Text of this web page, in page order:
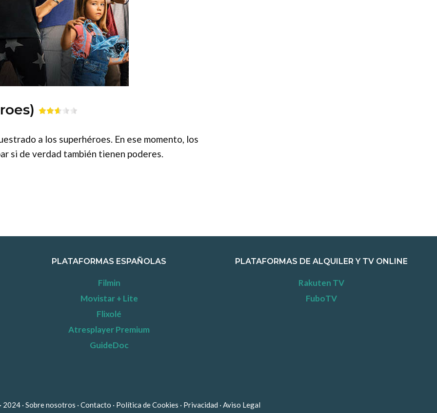
a los superhéroes. En ese momento, los
si de verdad también tienen poderes.
PLATAFORMAS ESPAÑOLAS
Filmin
Movistar + Lite
Flixolé
Atresplayer Premium
GuideDoc
PLATAFORMAS DE ALQUILER Y TV ONLINE
Rakuten TV
FuboTV
2024 · Sobre nosotros · Contacto · Política de Cookies · Privacidad · Aviso Legal